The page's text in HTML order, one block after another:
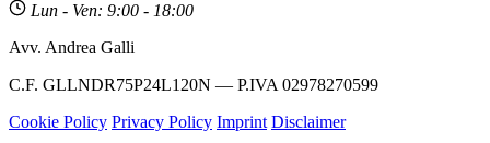
Lun - Ven: 9:00 - 18:00
Avv. Andrea Galli
C.F. GLLNDR75P24L120N — P.IVA 02978270599
Cookie Policy Privacy Policy Imprint Disclaimer